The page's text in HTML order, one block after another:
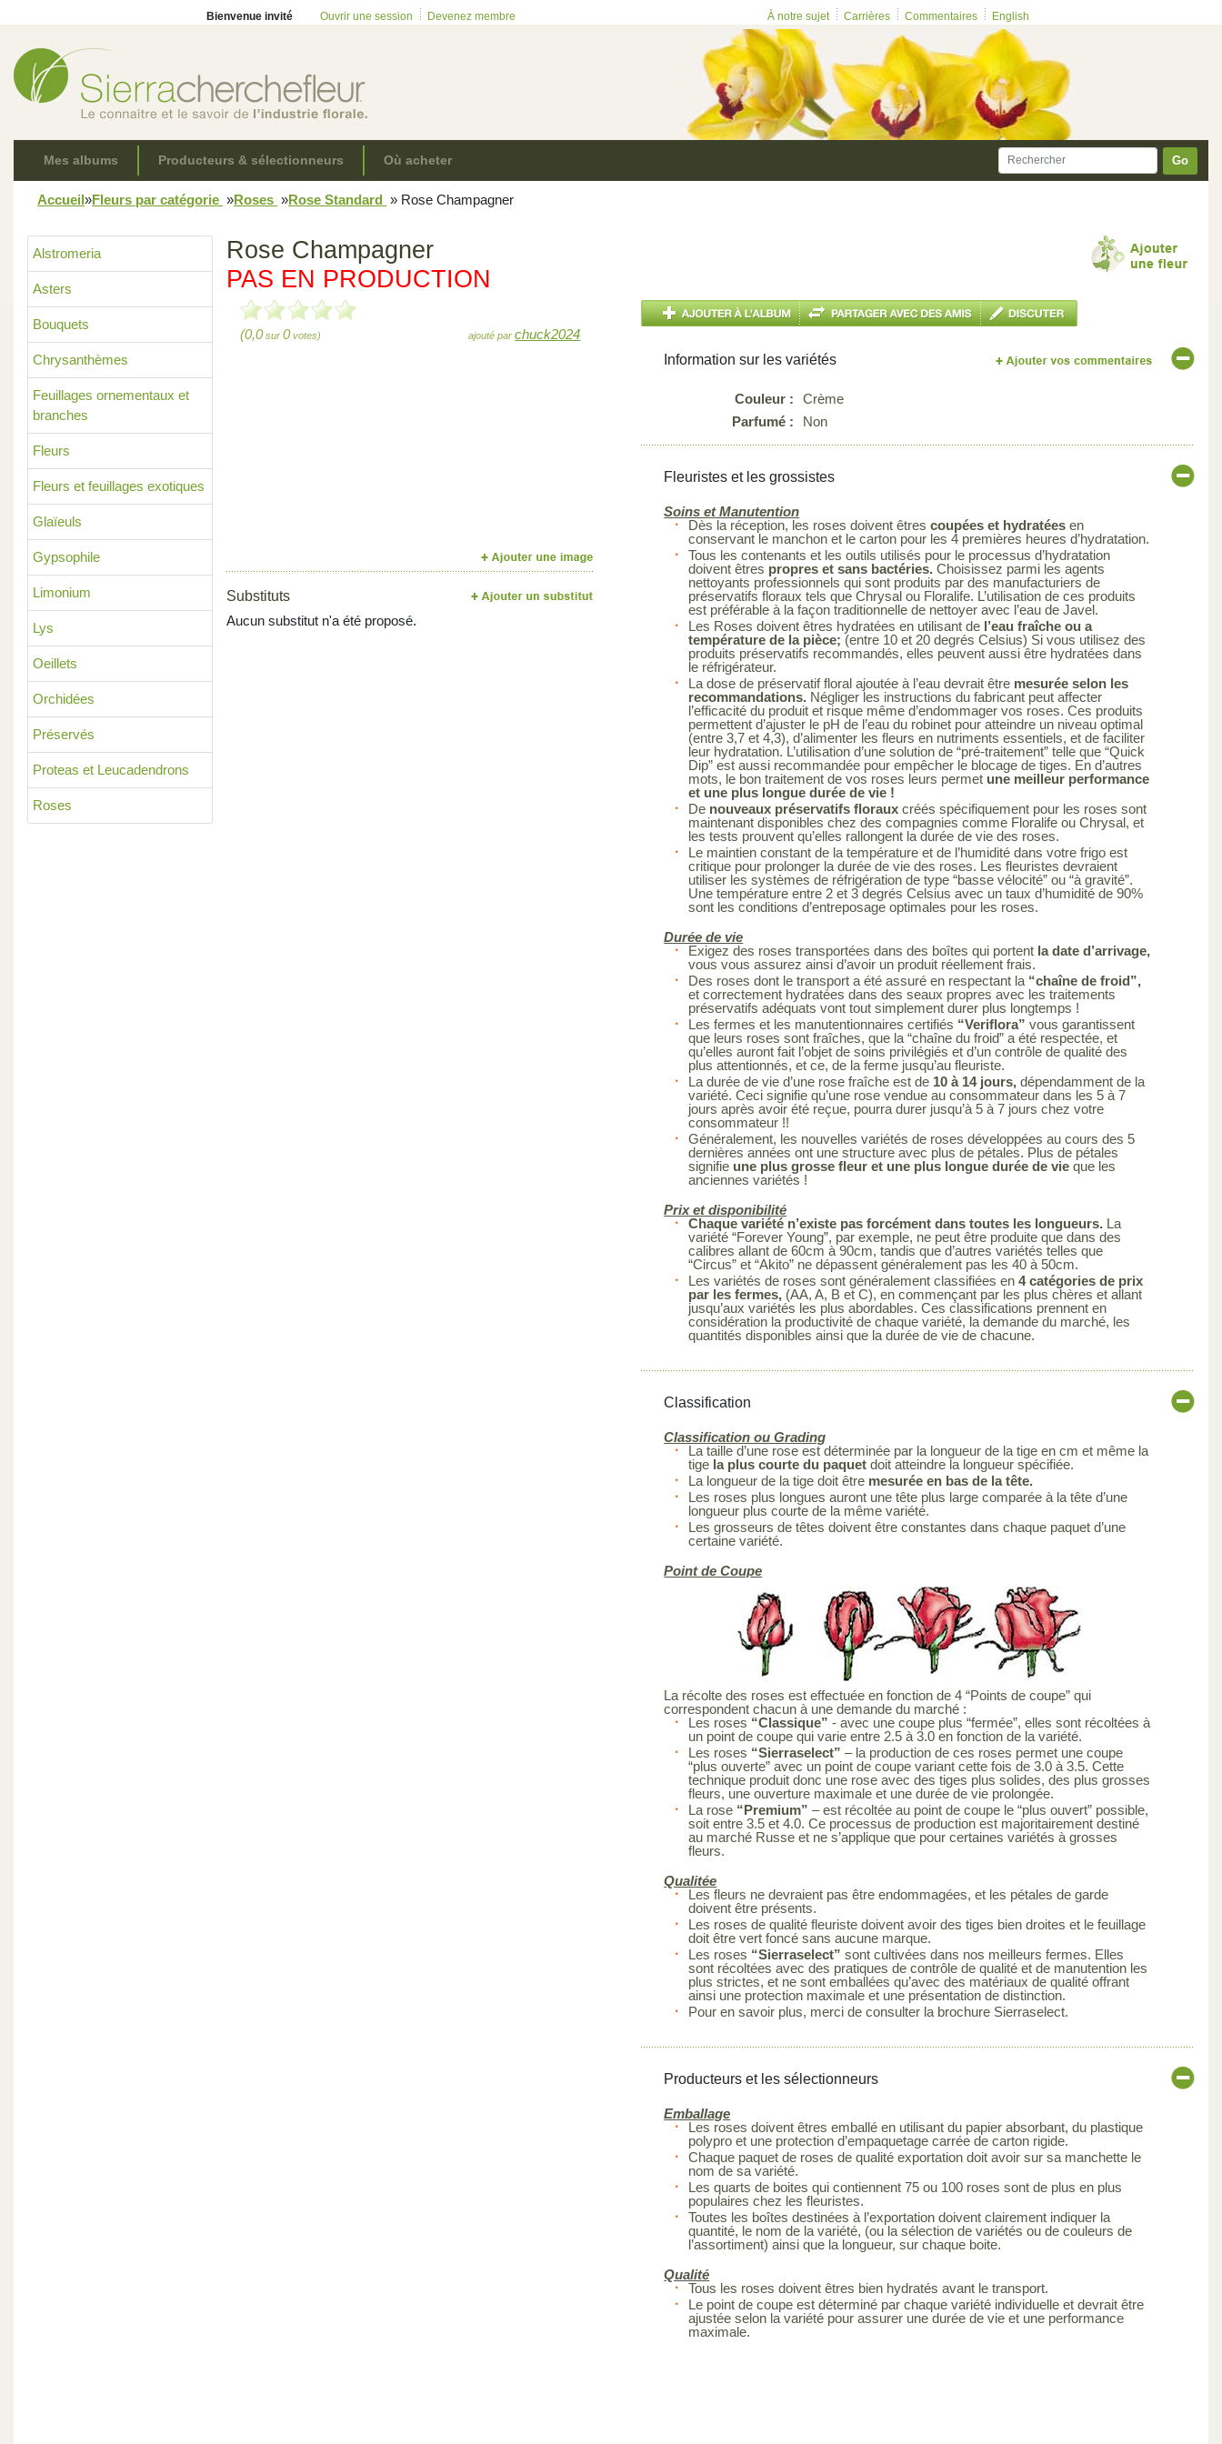
Bienvenue invité Ouvrir une session Devenez membre À notre sujet Carrières Commentaires English
Mes albums Producteurs & sélectionneurs Où acheter Go
Accueil»Fleurs par catégorie »Roses »Rose Standard » Rose Champagner
Alstromeria
Asters
Bouquets
Chrysanthèmes
Feuillages ornementaux et
branches
Fleurs
Fleurs et feuillages exotiques
Glaïeuls
Gypsophile
Limonium
Lys
Oeillets
Orchidées
Préservés
Proteas et Leucadendrons
Roses
Rose Champagner
PAS EN PRODUCTION
(0,0sur 0votes) ajouté parchuck2024
Substituts
Aucun substitut n'a été proposé.
Information sur les variétés
Couleur :
Crème
Parfumé :
Non
Fleuristes et les grossistes
Soins et Manutention
Dès la réception, les roses doivent êtrescoupées et hydratées en
conservant le manchon et le carton pour les 4 premières heures d’hydratation.
Tous les contenants et les outils utilisés pour le processus d’hydratation
doivent êtres propres et sans bactéries. Choisissez parmi les agents
nettoyants professionnels qui sont produits par des manufacturiers de
préservatifs floraux tels que Chrysal ou Floralife. L’utilisation de ces produits
est préférable à la façon traditionnelle de nettoyer avec l’eau de Javel.
Les Roses doivent êtres hydratées en utilisant de l’eau fraîche ou a
température de la pièce; (entre 10 et 20 degrés Celsius) Si vous utilisez des
produits préservatifs recommandés, elles peuvent aussi être hydratées dans
le réfrigérateur.
La dose de préservatif floral ajoutée à l’eau devrait être mesurée selon les
recommandations. Négliger les instructions du fabricant peut affecter
l’efficacité du produit et risque même d’endommager vos roses. Ces produits
permettent d’ajuster le pH de l’eau du robinet pour atteindre un niveau optimal
(entre 3,7 et 4,3), d’alimenter les fleurs en nutriments essentiels, et de faciliter
leur hydratation. L’utilisation d’une solution de “pré-traitement” telle que “Quick
Dip” est aussi recommandée pour empêcher le blocage de tiges. En d’autres
mots, le bon traitement de vos roses leurs permet une meilleur performance
et une plus longue durée de vie !
De nouveaux préservatifs floraux créés spécifiquement pour les roses sont
maintenant disponibles chez des compagnies comme Floralife ou Chrysal, et
les tests prouvent qu’elles rallongent la durée de vie des roses.
Le maintien constant de la température et de l’humidité dans votre frigo est
critique pour prolonger la durée de vie des roses. Les fleuristes devraient
utiliser les systèmes de réfrigération de type “basse vélocité” ou “à gravité”.
Une température entre 2 et 3 degrés Celsius avec un taux d’humidité de 90%
sont les conditions d’entreposage optimales pour les roses.
Durée de vie
Exigez des roses transportées dans des boîtes qui portent la date d’arrivage,
vous vous assurez ainsi d’avoir un produit réellement frais.
Des roses dont le transport a été assuré en respectant la “chaîne de froid”,
et correctement hydratées dans des seaux propres avec les traitements
préservatifs adéquats vont tout simplement durer plus longtemps !
Les fermes et les manutentionnaires certifiés “Veriflora” vous garantissent
que leurs roses sont fraîches, que la “chaîne du froid” a été respectée, et
qu’elles auront fait l’objet de soins privilégiés et d’un contrôle de qualité des
plus attentionnés, et ce, de la ferme jusqu’au fleuriste.
La durée de vie d’une rose fraîche est de 10 à 14 jours, dépendamment de la
variété. Ceci signifie qu’une rose vendue au consommateur dans les 5 à 7
jours après avoir été reçue, pourra durer jusqu’à 5 à 7 jours chez votre
consommateur !!
Généralement, les nouvelles variétés de roses développées au cours des 5
dernières années ont une structure avec plus de pétales. Plus de pétales
signifie une plus grosse fleur et une plus longue durée de vie que les
anciennes variétés !
Prix et disponibilité
Chaque variété n’existe pas forcément dans toutes les longueurs. La
variété “Forever Young”, par exemple, ne peut être produite que dans des
calibres allant de 60cm à 90cm, tandis que d’autres variétés telles que
“Circus” et “Akito” ne dépassent généralement pas les 40 à 50cm.
Les variétés de roses sont généralement classifiées en4 catégories de prix
par les fermes, (AA, A, B et C), en commençant par les plus chères et allant
jusqu’aux variétés les plus abordables. Ces classifications prennent en
considération la productivité de chaque variété, la demande du marché, les
quantités disponibles ainsi que la durée de vie de chacune.
Classification
Classification ou Grading
La taille d’une rose est déterminée par la longueur de la tige en cm et même la
tige la plus courte du paquet doit atteindre la longueur spécifiée.
La longueur de la tige doit être mesurée en bas de la tête.
Les roses plus longues auront une tête plus large comparée à la tête d’une
longueur plus courte de la même variété.
Les grosseurs de têtes doivent être constantes dans chaque paquet d’une
certaine variété.
Point de Coupe
La récolte des roses est effectuée en fonction de 4 “Points de coupe” qui
correspondent chacun à une demande du marché :
Les roses “Classique” - avec une coupe plus “fermée”, elles sont récoltées à
un point de coupe qui varie entre 2.5 à 3.0 en fonction de la variété.
Les roses “Sierraselect”– la production de ces roses permet une coupe
“plus ouverte” avec un point de coupe variant cette fois de 3.0 à 3.5. Cette
technique produit donc une rose avec des tiges plus solides, des plus grosses
fleurs, une ouverture maximale et une durée de vie prolongée.
La rose “Premium”– est récoltée au point de coupe le “plus ouvert” possible,
soit entre 3.5 et 4.0. Ce processus de production est majoritairement destiné
au marché Russe et ne s’applique que pour certaines variétés à grosses
fleurs.
Qualitée
Les fleurs ne devraient pas être endommagées, et les pétales de garde
doivent être présents.
Les roses de qualité fleuriste doivent avoir des tiges bien droites et le feuillage
doit être vert foncé sans aucune marque.
Les roses “Sierraselect”sont cultivées dans nos meilleurs fermes. Elles
sont récoltées avec des pratiques de contrôle de qualité et de manutention les
plus strictes, et ne sont emballées qu’avec des matériaux de qualité offrant
ainsi une protection maximale et une présentation de distinction.
Pour en savoir plus, merci de consulter la brochure Sierraselect.
Producteurs et les sélectionneurs
Emballage
Les roses doivent êtres emballé en utilisant du papier absorbant, du plastique
polypro et une protection d’empaquetage carrée de carton rigide.
Chaque paquet de roses de qualité exportation doit avoir sur sa manchette le
nom de sa variété.
Les quarts de boites qui contiennent 75 ou 100 roses sont de plus en plus
populaires chez les fleuristes.
Toutes les boîtes destinées à l’exportation doivent clairement indiquer la
quantité, le nom de la variété, (ou la sélection de variétés ou de couleurs de
l’assortiment) ainsi que la longueur, sur chaque boite.
Qualité
Tous les roses doivent êtres bien hydratés avant le transport.
Le point de coupe est déterminé par chaque variété individuelle et devrait être
ajustée selon la variété pour assurer une durée de vie et une performance
maximale.